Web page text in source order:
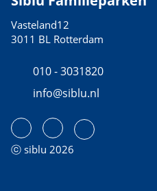
Vasteland12
3011 BL Rotterdam
010 - 3031820
info@siblu.nl
ⓒ siblu 2026